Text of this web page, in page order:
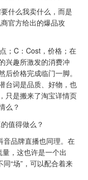
什么我卖什么，而是
官方给出的爆品攻
；C：Cost，价格；在
兴趣所激发的消费冲
价格完成临门一脚。
台词是品质、好物，也
只是搬来了淘宝详情页
么？
值得做么？
音品牌直播也同理。在
，这也许是一个出
“场”，可以配合着来